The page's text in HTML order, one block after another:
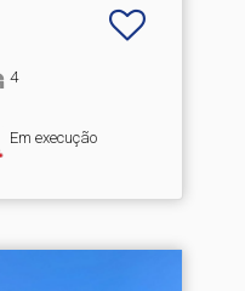
4
Em execução